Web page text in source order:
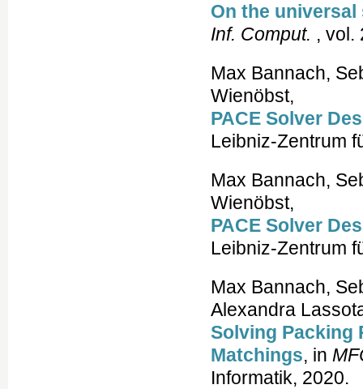
On the
Inf. Comput. , vol.
Max Bannach,
Wienöbst,
PACE Solver
Leibniz-Zentrum
Max Bannach,
Wienöbst,
PACE Solver
Leibniz-Zentrum
Max Bannach,
Alexandra
Solving Packing
Matchings, in
Informatik, 2020.